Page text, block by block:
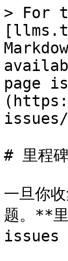
> For
page
# 里程
一旦你
题。**
issues